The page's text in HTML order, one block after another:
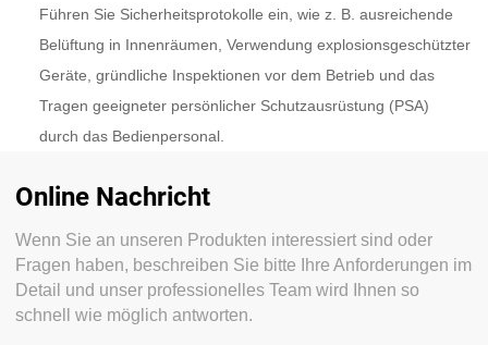
Führen Sie Sicherheitsprotokolle ein, wie z. B. ausreichende
Belüftung in Innenräumen, Verwendung explosionsgeschützter
Geräte, gründliche Inspektionen vor dem Betrieb und das
Tragen geeigneter persönlicher Schutzausrüstung (PSA)
durch das Bedienpersonal.
Online Nachricht
Wenn Sie an unseren Produkten interessiert sind oder
Fragen haben, beschreiben Sie bitte Ihre Anforderungen im
Detail und unser professionelles Team wird Ihnen so
schnell wie möglich antworten.